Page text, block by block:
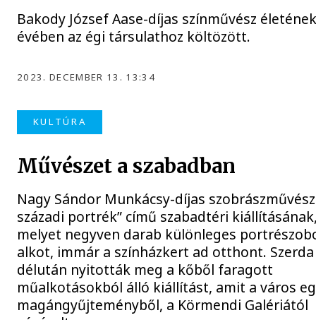
Bakody József Aase-díjas színművész
évében az égi társulathoz költözött.
2023. DECEMBER 13. 13:34
KULTÚRA
Művészet a szabadban
Nagy Sándor Munkácsy-díjas szobrászművész
századi portrék” című szabadtéri
melyet negyven darab különleges
alkot, immár a színházkert ad otthont. Szerda
délután nyitották meg a kőből faragott
műalkotásokból álló kiállítást, amit a város
magángyűjteményből, a Körmendi Galériától